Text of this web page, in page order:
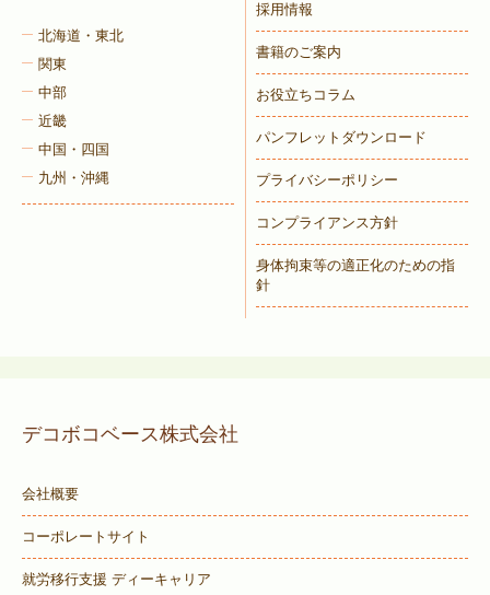
北海道・東北
関東
中部
近畿
中国・四国
九州・沖縄
採用情報
書籍のご案内
お役立ちコラム
パンフレットダウンロード
プライバシーポリシー
コンプライアンス方針
身体拘束等の適正化のための指
針
デコボコベース株式会社
会社概要
コーポレートサイト
就労移行支援 ディーキャリア